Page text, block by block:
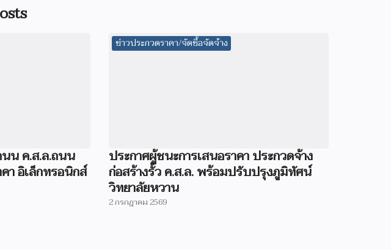
นน ค.ส.ล.ถนน
า อิเล็กทรอนิกส์
ข่าวประกวดราคา/จัดซื้อจัดจ้าง
ประกาศผู้ชนะการเสนอราคา ประกวดจ้าง
ก่อสร้างรั้ว ค.ส.ล. พร้อมปรับปรุงภูมิทัศน์
วิทยาลัยหวาน
2 กรกฎาคม 2569